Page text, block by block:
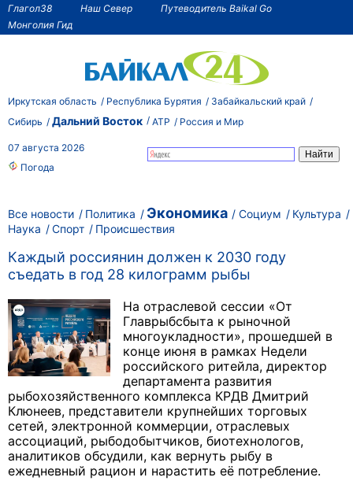
Глагол38 Наш Север
Путеводитель Baikal Go
Монголия Гид
Иркутская область Республика Бурятия
Забайкальский край
Сибирь
Дальний Восток АТР Россия и Мир
07 августа 2026
Погода
Все новости Политика Экономика Социум
Культура
Наука
Спорт Происшествия
Каждый россиянин должен к 2030 году
съедать в год 28 килограмм рыбы
На отраслевой сессии «От
Главрыбсбыта к рыночной
многоукладности», прошедшей в
конце июня в рамках Недели
российского ритейла, директор
департамента развития
рыбохозяйственного комплекса КРДВ Дмитрий
Клюнеев, представители крупнейших торговых
сетей, электронной коммерции, отраслевых
ассоциаций, рыбодобытчиков, биотехнологов,
аналитиков обсудили, как вернуть рыбу в
ежедневный рацион и нарастить её потребление.